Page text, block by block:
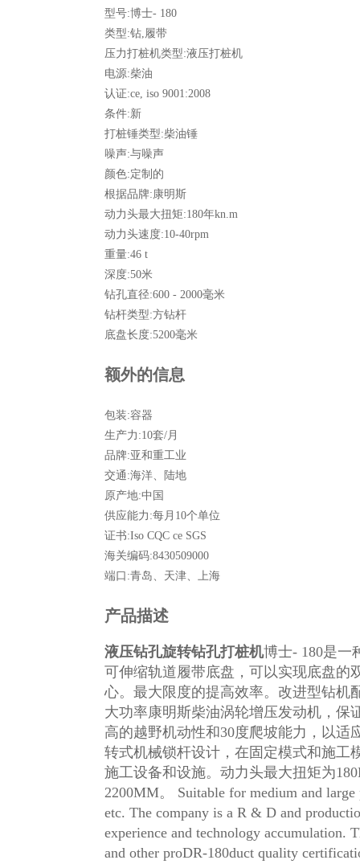
型号:博士- 180
类型:钻,履带
压力打桩机类型:液压打桩机
电源:柴油
认证:ce, iso 9001:2008
条件:新
打桩锤类型:柴油锤
噪声:与噪声
颜色:定制的
根据品牌:康明斯
动力头最大扭矩:180年kn.m
动力头速度:10-40rpm
重量:46 t
深度:50米
钻孔直径:600 - 2000毫米
钻杆类型:方钻杆
底盘长度:5200毫米
额外的信息
包装:容器
生产力:10套/月
品牌:亚和重工业
交通:海洋、陆地
原产地:中国
供应能力:每月10个单位
证书:Iso CQC ce SGS
海关编码:8430509000
端口:青岛、天津、上海
产品描述
液压钻孔旋转钻孔打桩机博士- 180是一
可伸缩轨道履带底盘，可以实现底盘的
心。最大限度的提高效率。改进型钻机
大功率康明斯柴油涡轮增压发动机，保
高的越野机动性和30度爬坡能力，以
转式机械锁杆设计，在固定模式和施工
施工设备和设施。动力头最大扭矩为
2200MM。 Suitable for medium and
etc. The company is a R & D and
experience and technology accumulation.
and other proDR-180duct quality